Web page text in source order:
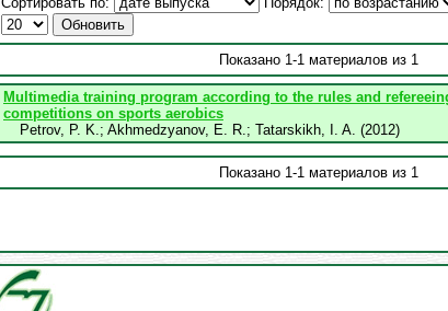
Показано 1-1 материалов из 1
Multimedia training program according to the rules and
competitions on sports aerobics
Petrov, P. K.; Akhmedzyanov, E. R.; Tatarskikh, I. A. (2012)
Показано 1-1 материалов из 1